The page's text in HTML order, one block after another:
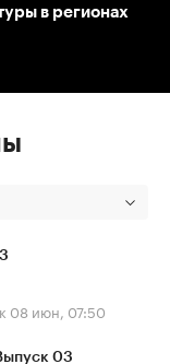
в регионах
08 июн, 07:50
03